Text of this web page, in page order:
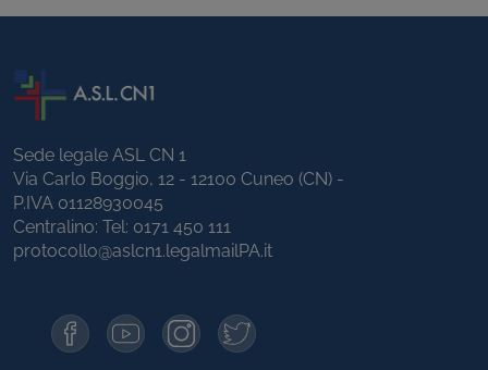
Sede legale ASL CN 1
Via Carlo Boggio, 12 - 12100 Cuneo (CN) -
P.IVA 01128930045
Centralino: Tel: 0171 450 111
protocollo@aslcn1.legalmailPA.it